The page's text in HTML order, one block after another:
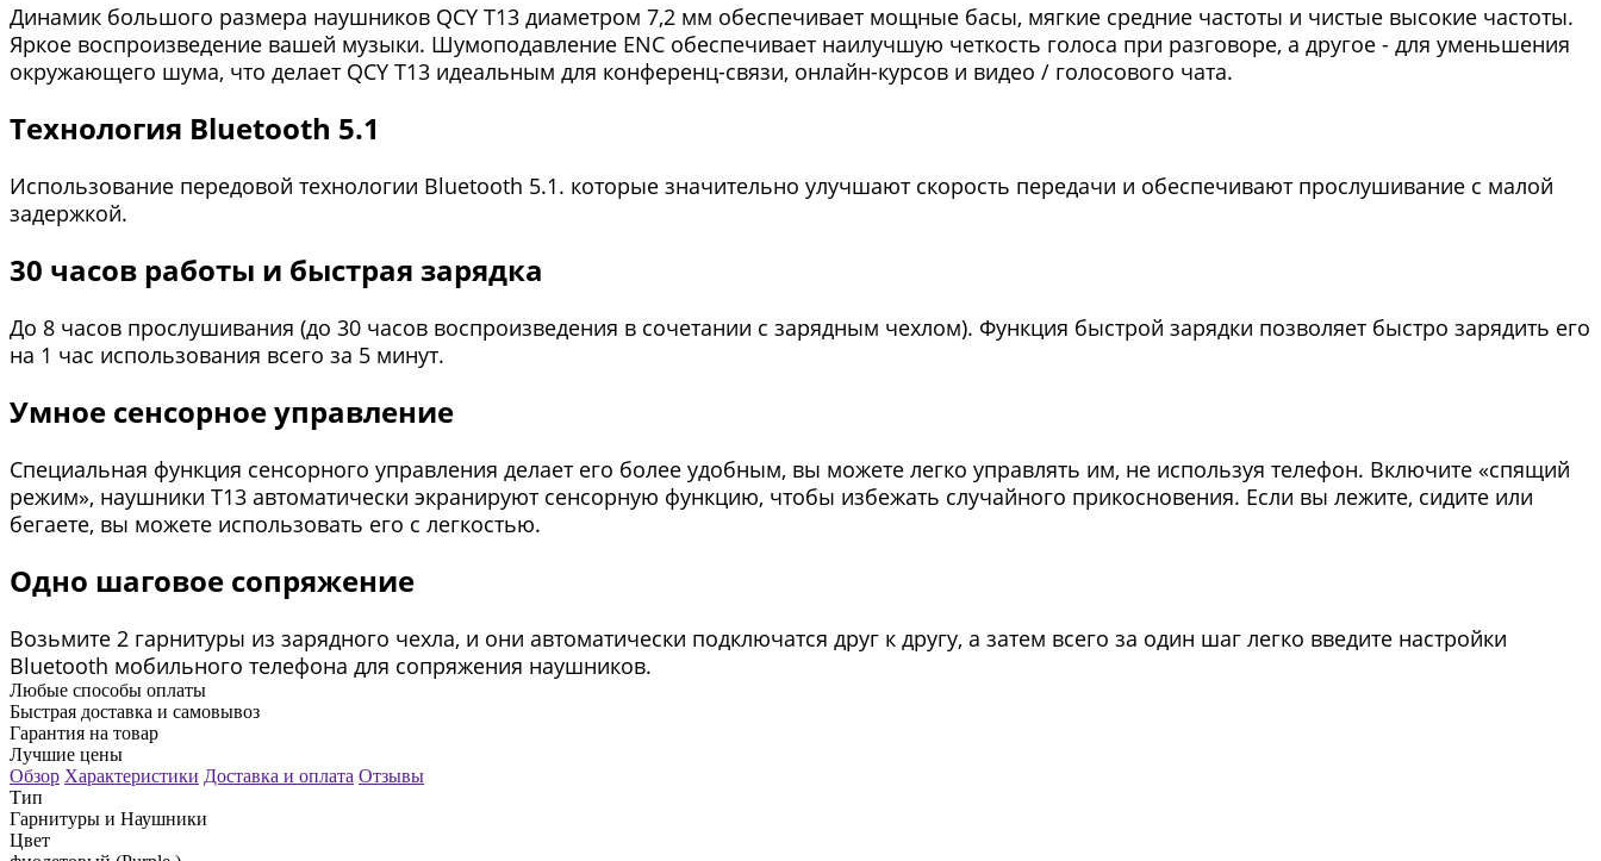
Динамик большого размера наушников QCY T13 диаметром 7,2 мм обеспечивает мощные басы, мягкие средние частоты и чистые высокие частоты.
Яркое воспроизведение вашей музыки. Шумоподавление ENC обеспечивает наилучшую четкость голоса при разговоре, а другое - для уменьшения
окружающего шума, что делает QCY T13 идеальным для конференц-связи, онлайн-курсов и видео / голосового чата.
Технология Bluetooth 5.1
Использование передовой технологии Bluetooth 5.1. которые значительно улучшают скорость передачи и обеспечивают прослушивание с малой
задержкой.
30 часов работы и быстрая зарядка
До 8 часов прослушивания (до 30 часов воспроизведения в сочетании с зарядным чехлом). Функция быстрой зарядки позволяет быстро зарядить его
на 1 час использования всего за 5 минут.
Умное сенсорное управление
Специальная функция сенсорного управления делает его более удобным, вы можете легко управлять им, не используя телефон. Включите «спящий
режим», наушники T13 автоматически экранируют сенсорную функцию, чтобы избежать случайного прикосновения. Если вы лежите, сидите или
бегаете, вы можете использовать его с легкостью.
Одно шаговое сопряжение
Возьмите 2 гарнитуры из зарядного чехла, и они автоматически подключатся друг к другу, а затем всего за один шаг легко введите настройки
Bluetooth мобильного телефона для сопряжения наушников.
Любые способы оплаты
Быстрая доставка и самовывоз
Гарантия на товар
Лучшие цены
Обзор Характеристики Доставка и оплата Отзывы
Тип
Гарнитуры и Наушники
Цвет